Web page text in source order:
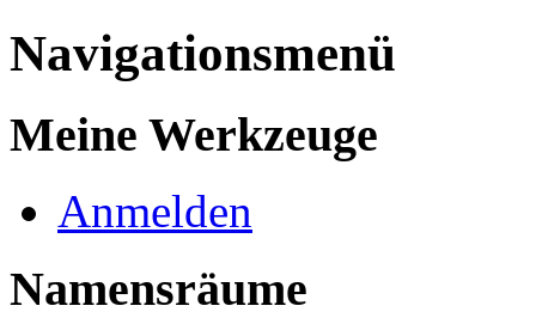
Navigationsmenü
Meine Werkzeuge
Anmelden
Namensräume